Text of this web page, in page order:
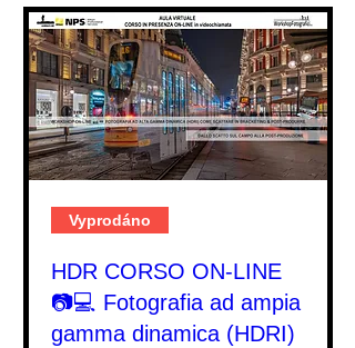
Vyprodáno
HDR CORSO ON-LINE
📷💻 Fotografia ad ampia
gamma dinamica (HDRI)